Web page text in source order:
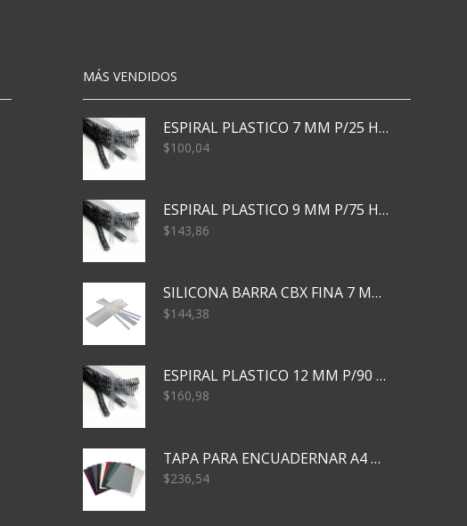
MÁS VENDIDOS
ESPIRAL PLASTICO 7 MM P/25 HJS X50x3000
$100,04
ESPIRAL PLASTICO 9 MM P/75 HJS X50X2400
$143,86
SILICONA BARRA CBX FINA 7 MM 28 CM
$144,38
ESPIRAL PLASTICO 12 MM P/90 HJS X50X1500
$160,98
TAPA PARA ENCUADERNAR A4 TRANSP x50x500
$236,54